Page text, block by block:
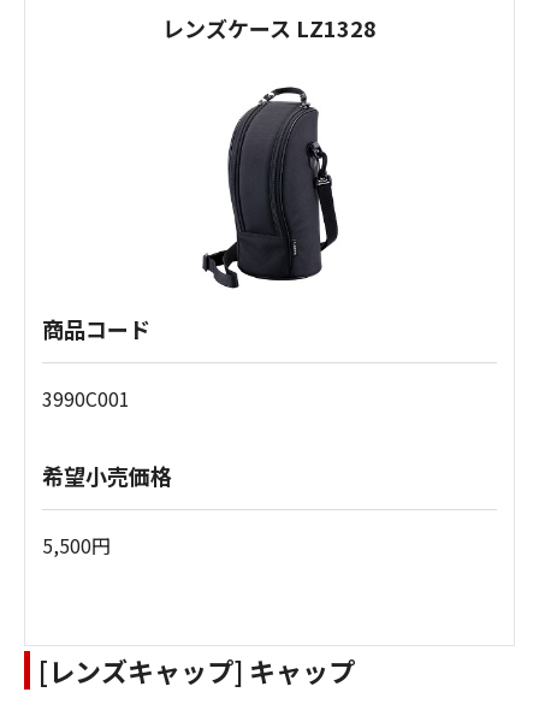
レンズケース LZ1328
商品コード
3990C001
希望小売価格
5,500円
[レンズキャップ] キャップ